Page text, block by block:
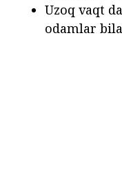
Uzoq vaqt
odamlar